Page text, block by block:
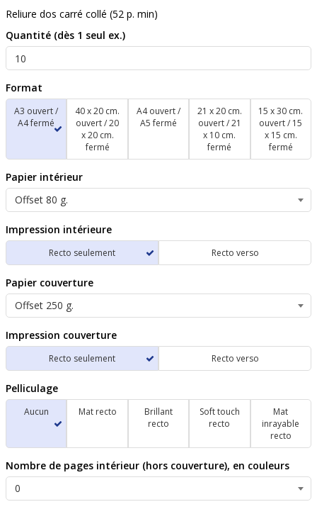
Reliure dos carré collé (52 p. min)
Quantité (dès 1 seul ex.)
Format
A3 ouvert /
A4 fermé
40 x 20 cm.
ouvert / 20
x 20 cm.
fermé
A4 ouvert /
A5 fermé
21 x 20 cm.
ouvert / 21
x 10 cm.
fermé
15 x 30 cm.
ouvert / 15
x 15 cm.
fermé
Papier intérieur
Impression intérieure
Recto seulement Recto verso
Papier couverture
Impression couverture
Recto seulement Recto verso
Pelliculage
Aucun Mat recto
Brillant
recto
Soft touch
recto
Mat
inrayable
recto
Nombre de pages intérieur (hors couverture), en couleurs